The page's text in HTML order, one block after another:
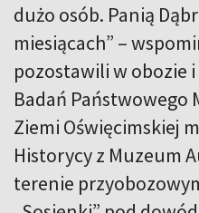
dużo osób. Panią
miesiącach” –
pozostawili w obozie
Badań Państwowego
Ziemi Oświęcimskiej
Historycy z Muzeum
terenie